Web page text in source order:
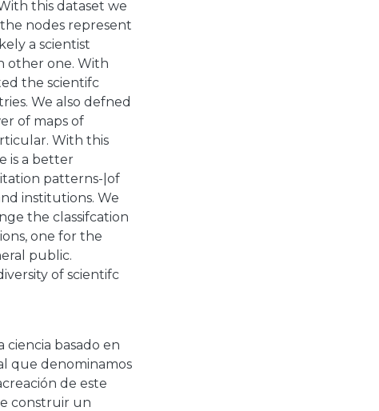
this dataset we
nodes represent
a scientist
other one. With
the scientifc
We also defned
of maps of
With this
is a better
patterns-|of
institutions. We
the classifcation
one for the
public.
of scientifc
ciencia basado en
que denominamos
de este
construir un